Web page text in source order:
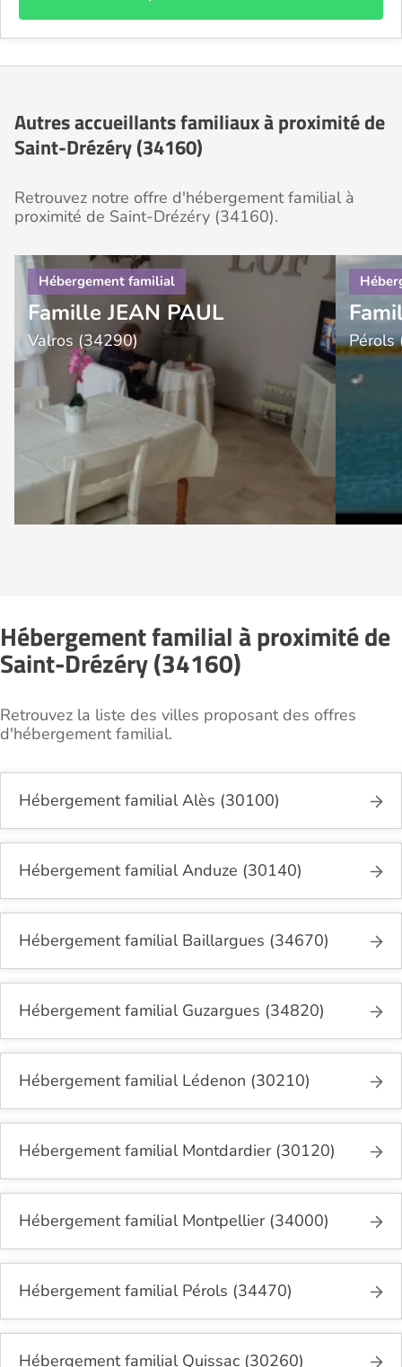
Autres accueillants familiaux à proximité de
Saint-Drézéry (34160)
Retrouvez notre offre d'hébergement familial à
proximité de Saint-Drézéry (34160).
Famille JEAN PAUL
Valros (34290) Pérols
Hébergement familial à proximité de
Saint-Drézéry (34160)
Retrouvez la liste des villes proposant des offres
d'hébergement familial.
Hébergement familial Alès (30100)
Hébergement familial Anduze (30140)
Hébergement familial Baillargues (34670)
Hébergement familial Guzargues (34820)
Hébergement familial Lédenon (30210)
Hébergement familial Montdardier (30120)
Hébergement familial Montpellier (34000)
Hébergement familial Pérols (34470)
Hébergement familial Quissac (30260)